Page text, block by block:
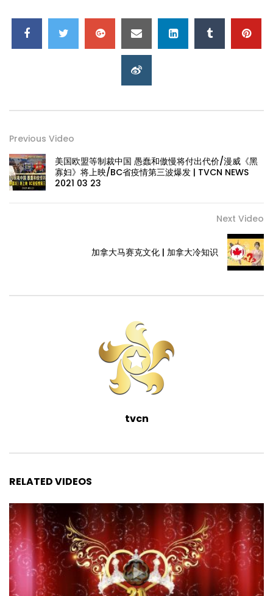
Previous Video
美国欧盟等制裁中国 愚蠢和傲慢将付出代价/漫威《黑
寡妇》将上映/BC省疫情第三波爆发 | TVCN NEWS
2021 03 23
Next Video
加拿大马赛克文化 | 加拿大冷知识
tvcn
RELATED VIDEOS